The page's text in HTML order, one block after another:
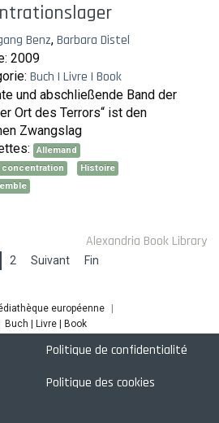
Benz, Barbara Distel
2009
Buch | Livre | Book
und abschließende Band der
Ort des Terrors“ ist den
Zwangslag
Allemand
concentration
Histoire
Alexandria Book Library
2 Suivant Fin
européenne
Buch | Livre | Book
Politique de confidentialité
Politique des cookies